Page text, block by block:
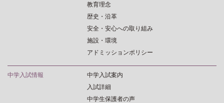
教育理念
歴史・沿革
安全・安心への取り組み
施設・環境
アドミッションポリシー
中学入試情報
中学入試案内
入試詳細
中学生保護者の声